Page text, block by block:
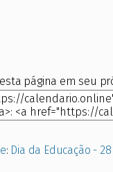
página em seu
: Dia da Educação -